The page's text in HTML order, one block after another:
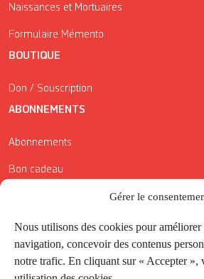
Gérer le
Nous utilisons des cookies pour
navigation, concevoir des contenus
notre trafic. En cliquant sur « Accepter »,
Naissances et Mortuaires
Formulaire Mémento
BOUTIQUE
Don / Souscription
ABONNEMENTS
Abonnements
Bon cadeau
Conditions générales de vente
Réductions de la Carte Côté Courrier
Application